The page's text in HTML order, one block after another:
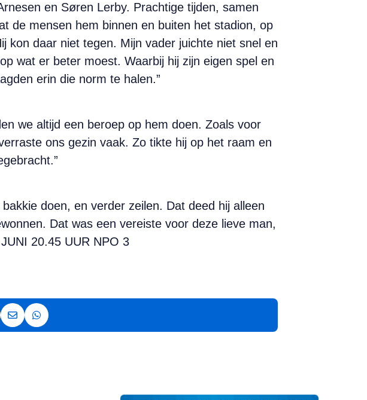
en Søren Lerby. Prachtige tijden, samen
de mensen hem binnen en buiten het stadion, op
kon daar niet tegen. Mijn vader juichte niet snel en
wat er beter moest. Waarbij hij zijn eigen spel en
erin die norm te halen.”
we altijd een beroep op hem doen. Zoals voor
ons gezin vaak. Zo tikte hij op het raam en
doen, en verder zeilen. Dat deed hij alleen
Dat was een vereiste voor deze lieve man,
20.45 UUR NPO 3
op LinkedIn
Deel via e-mail
Deel via WhatsApp